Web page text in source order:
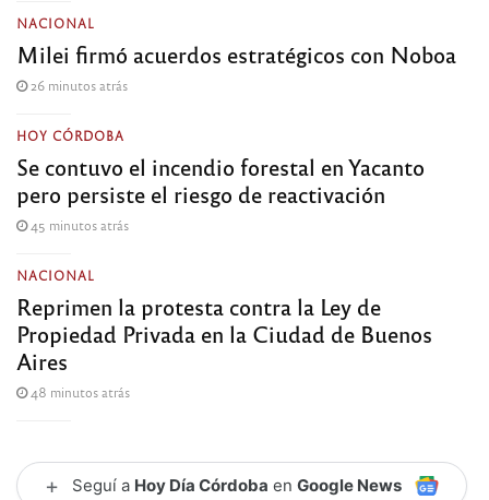
NACIONAL
Milei firmó acuerdos estratégicos con Noboa
26 minutos atrás
HOY CÓRDOBA
Se contuvo el incendio forestal en Yacanto
pero persiste el riesgo de reactivación
45 minutos atrás
NACIONAL
Reprimen la protesta contra la Ley de
Propiedad Privada en la Ciudad de Buenos
Aires
48 minutos atrás
+ Seguí a Hoy Día Córdoba en Google News